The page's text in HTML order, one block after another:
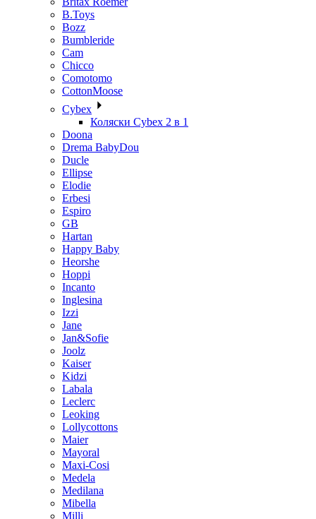
B.Toys
Bozz
Bumbleride
Cam
Chicco
Comotomo
CottonMoose
Cybex
Коляски Cybex 2 в 1
Doona
Drema BabyDou
Ducle
Ellipse
Elodie
Erbesi
Espiro
GB
Hartan
Happy Baby
Heorshe
Hoppi
Incanto
Inglesina
Izzi
Jane
Jan&Sofie
Joolz
Kaiser
Kidzi
Labala
Leclerc
Leoking
Lollycottons
Maier
Mayoral
Maxi-Cosi
Medela
Medilana
Mibella
Milli